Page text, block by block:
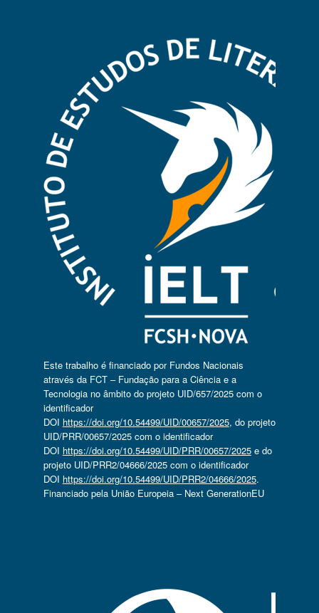
Este trabalho é financiado por Fundos Nacionais
através da FCT – Fundação para a Ciência e a
Tecnologia no âmbito do projeto UID/657/2025 com o
identificador
DOI https://doi.org/10.54499/UID/00657/2025, do projeto
UID/PRR/00657/2025 com o identificador
DOI https://doi.org/10.54499/UID/PRR/00657/2025e do
projeto UID/PRR2/04666/2025 com o identificador
DOI https://doi.org/10.54499/UID/PRR2/04666/2025.
Financiado pela União Europeia – Next GenerationEU